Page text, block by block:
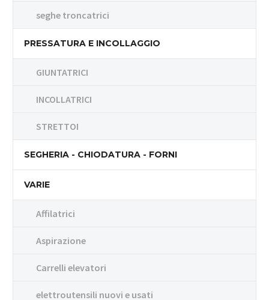
seghe troncatrici
PRESSATURA E INCOLLAGGIO
GIUNTATRICI
INCOLLATRICI
STRETTOI
SEGHERIA - CHIODATURA - FORNI
VARIE
Affilatrici
Aspirazione
Carrelli elevatori
elettroutensili nuovi e usati